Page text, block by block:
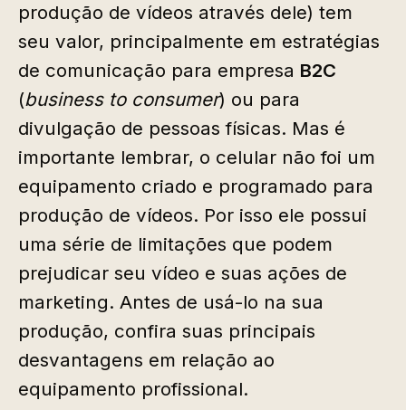
produção de vídeos através dele) tem
seu valor, principalmente em estratégias
de comunicação para empresa B2C
(business to consumer) ou para
divulgação de pessoas físicas. Mas é
importante lembrar, o celular não foi um
equipamento criado e programado para
produção de vídeos. Por isso ele possui
uma série de limitações que podem
prejudicar seu vídeo e suas ações de
marketing. Antes de usá-lo na sua
produção, confira suas principais
desvantagens em relação ao
equipamento profissional.